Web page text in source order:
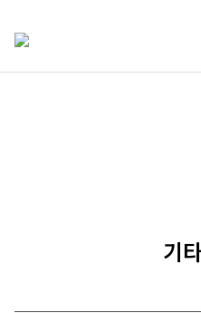
기